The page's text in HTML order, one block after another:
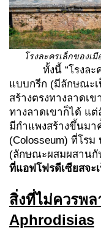
โรงละครเล็กของเ
ทั้งนี้ “โรงละคร
แบบกรีก (มีลักษณะ
สร้างตรงทางลาดเ
ทางลาดเขาก็ได้ แ
มีกำแพงสร้างขึ้นมา
(Colosseum) ที่โร
(ลักษณะผสมผสานกั
ที่แอฟโฟรดีเซียสจะ
สิ่งที่ไม่ควรพล
Aphrodisias